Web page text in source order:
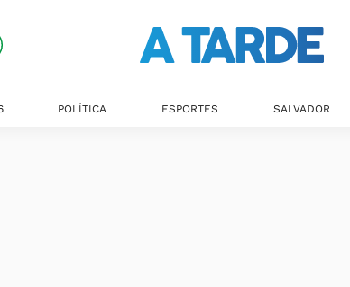
POLÍTICA ESPORTES SALVADOR